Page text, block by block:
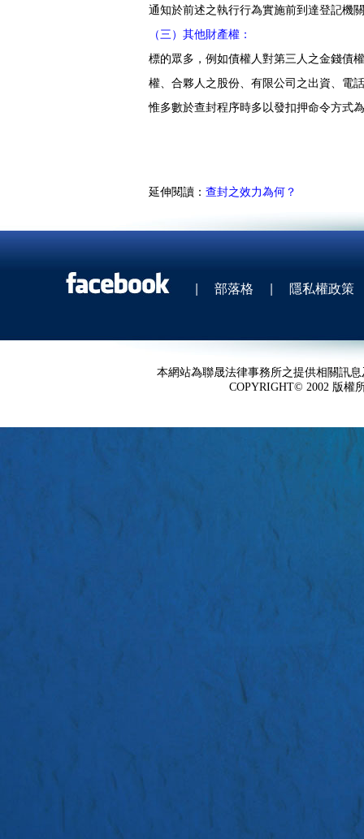
通知於前述之執行行為實施前到達登記機
（三）其他財產權：
標的眾多，例如債權人對第三人之金錢債
權、合夥人之股份、有限公司之出資、電
惟多數於查封程序時多以發扣押命令方式
延伸閱讀： 查封之效力為何？
| 部落格 | 隱私權政策
本網站為聯晟法律事務所之提供相關訊
COPYRIGHT© 2002 版權